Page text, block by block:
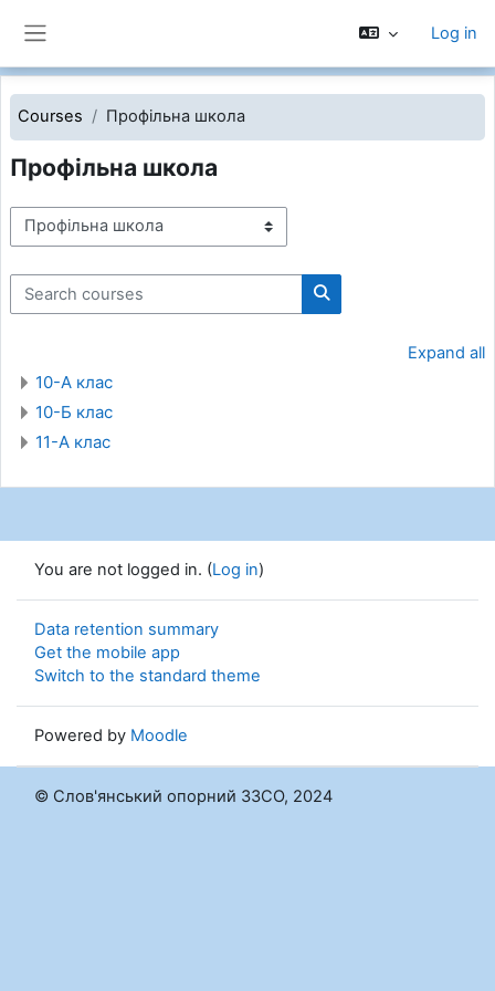
Log in
Courses Профільна школа
Профільна школа
Course categories
Search courses
Search courses
Expand all
10-А клас
10-Б клас
11-А клас
You are not logged in. (Log in)
Data retention summary
Get the mobile app
Switch to the standard theme
Powered by Moodle
© Слов'янський опорний ЗЗСО, 2024